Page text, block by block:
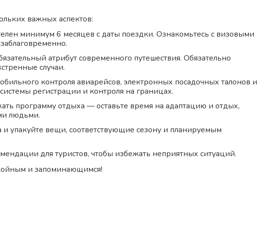
важных аспектов:
минимум 6 месяцев с даты поездки. Ознакомьтесь с визовыми
атрибут современного путешествия. Обязательно
случаи.
контроля авиарейсов, электронных посадочных талонов и
регистрации и контроля на границах.
программу отдыха — оставьте время на адаптацию и отдых,
людьми.
упакуйте вещи, соответствующие сезону и планируемым
для туристов, чтобы избежать неприятных ситуаций.
и запоминающимся!